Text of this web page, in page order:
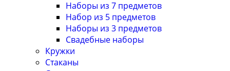
Наборы из 7 предметов
Набор из 5 предметов
Наборы из 3 предметов
Свадебные наборы
Кружки
Стаканы